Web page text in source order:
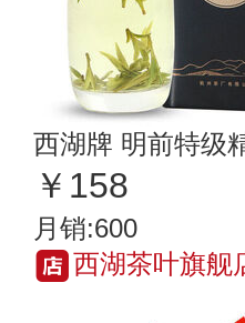
西湖牌 明前特级
￥158
月销:600
西湖茶叶旗舰